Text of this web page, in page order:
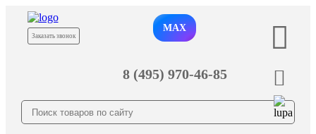
Заказать звонок
MAX
8 (495) 970-46-85